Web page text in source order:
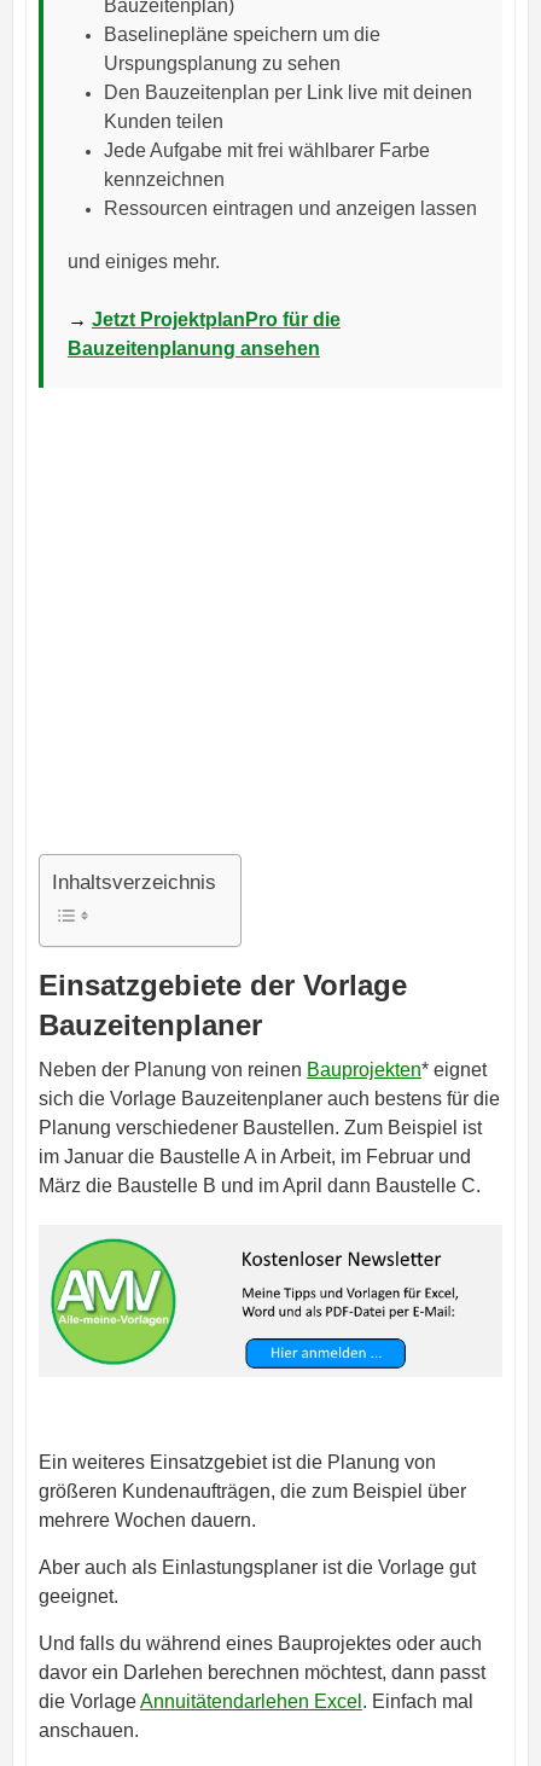
Bauzeitenplan)
Baselinepläne speichern um die
Urspungsplanung zu sehen
Den Bauzeitenplan per Link live mit deinen
Kunden teilen
Jede Aufgabe mit frei wählbarer Farbe
kennzeichnen
Ressourcen eintragen und anzeigen lassen
und einiges mehr.
→ Jetzt ProjektplanPro für die
Bauzeitenplanung ansehen
Inhaltsverzeichnis
Einsatzgebiete der Vorlage
Bauzeitenplaner
Neben der Planung von reinen Bauprojekten* eignet
sich die Vorlage Bauzeitenplaner auch bestens für die
Planung verschiedener Baustellen. Zum Beispiel ist
im Januar die Baustelle A in Arbeit, im Februar und
März die Baustelle B und im April dann Baustelle C.
Ein weiteres Einsatzgebiet ist die Planung von
größeren Kundenaufträgen, die zum Beispiel über
mehrere Wochen dauern.
Aber auch als Einlastungsplaner ist die Vorlage gut
geeignet.
Und falls du während eines Bauprojektes oder auch
davor ein Darlehen berechnen möchtest, dann passt
die VorlageAnnuitätendarlehen Excel . Einfach mal
anschauen.